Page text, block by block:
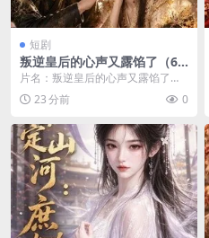
短剧
叛逆皇后的心声又露馅了（60
集）AI短剧 (2026)
片名：叛逆皇后的心声又露馅了（6
0集）AI短剧 (2026) 分类：短剧 年
份：...23 分前 0